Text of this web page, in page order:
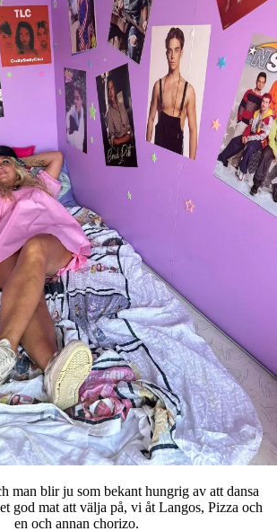
man blir ju som bekant hungrig av att dansa
god mat att välja på, vi åt Langos, Pizza och
en och annan chorizo.